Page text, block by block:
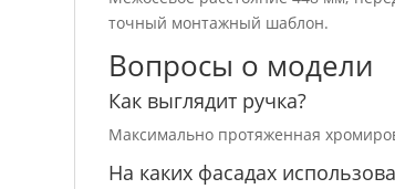
точный монтажный шаблон.
Вопросы о модели
Как выглядит ручка?
Максимально протяженная
На каких фасадах